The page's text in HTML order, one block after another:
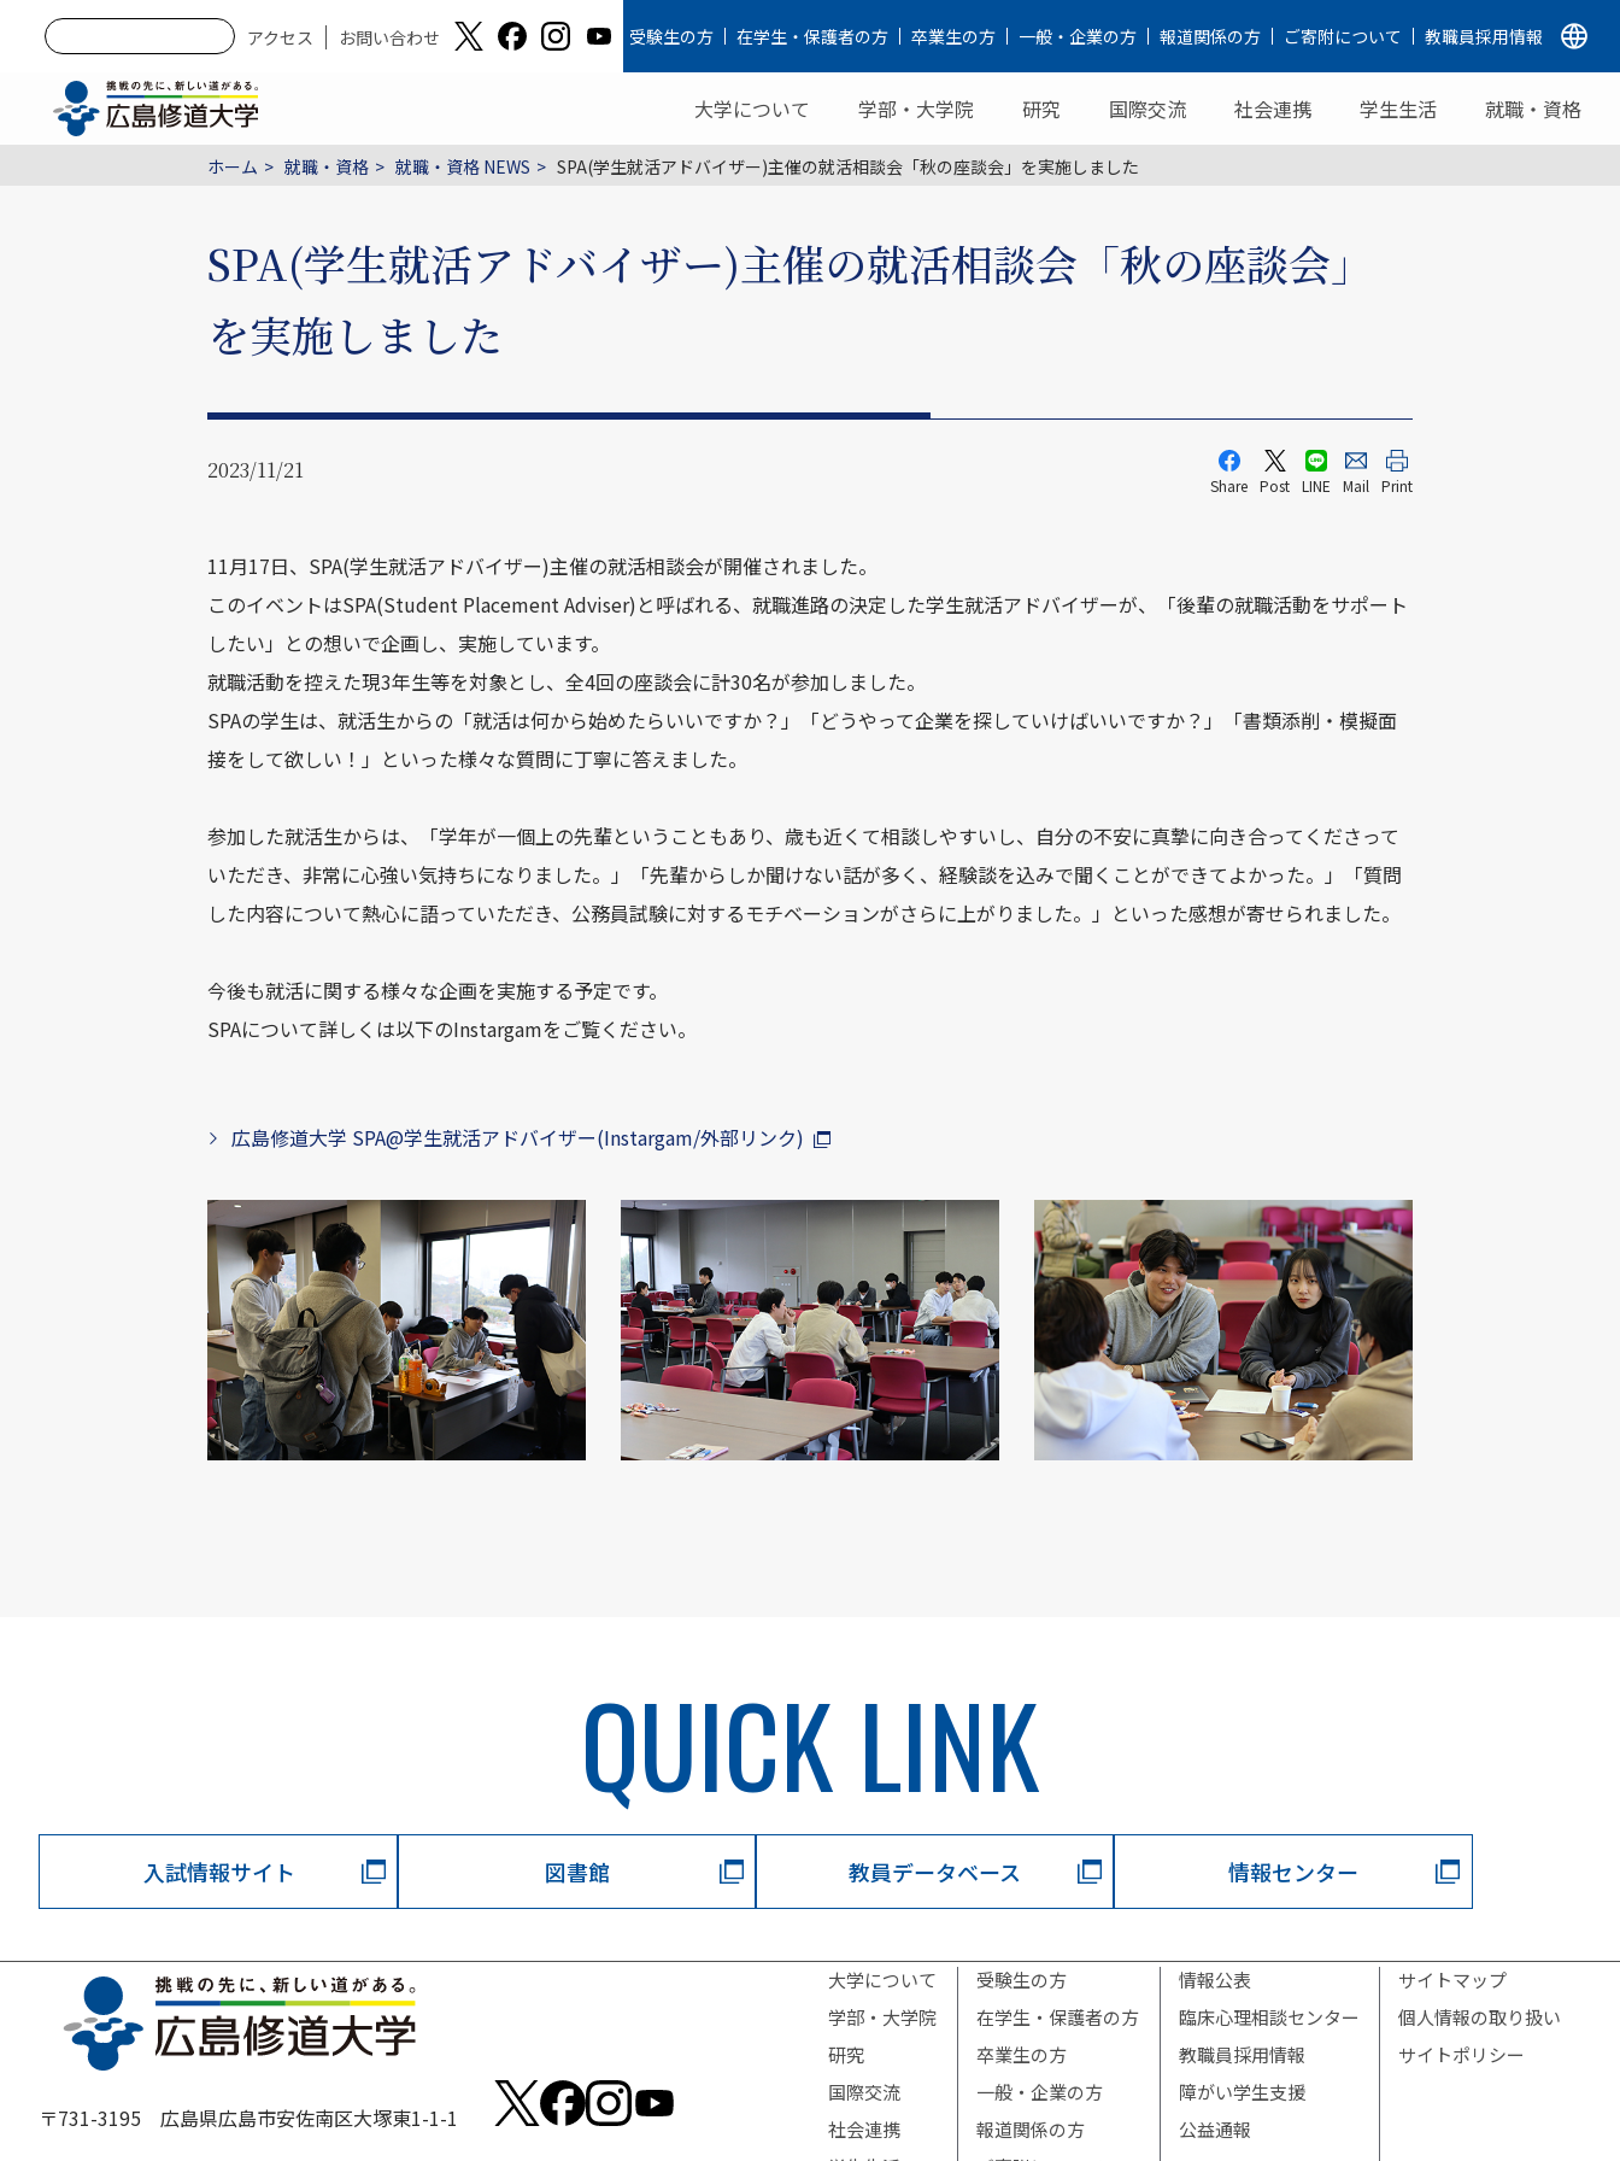
アクセス お問い合わせ 受験生の方 在学生・保護者の方 卒業生の方 一般・企業の方 報道関係の方 ご寄附について 教職員採用情報
大学について 学部・大学院 研究 国際交流 社会連携 学生生活 就職・資格
ホーム 就職・資格 就職・資格 NEWS SPA(学生就活アドバイザー)主催の就活相談会「秋の座談会」を実施しました
SPA(学生就活アドバイザー)主催の就活相談会「秋の座談会」
を実施しました
Share Post LINE Mail Print
2023/11/21
11月17日、SPA(学生就活アドバイザー)主催の就活相談会が開催されました。
このイベントはSPA(Student Placement Adviser)と呼ばれる、就職進路の決定した学生就活アドバイザーが、「後輩の就職活動をサポート
したい」との想いで企画し、実施しています。
就職活動を控えた現3年生等を対象とし、全4回の座談会に計30名が参加しました。
SPAの学生は、就活生からの「就活は何から始めたらいいですか？」「どうやって企業を探していけばいいですか？」「書類添削・模擬面
接をして欲しい！」といった様々な質問に丁寧に答えました。
参加した就活生からは、「学年が一個上の先輩ということもあり、歳も近くて相談しやすいし、自分の不安に真摯に向き合ってくださって
いただき、非常に心強い気持ちになりました。」「先輩からしか聞けない話が多く、経験談を込みで聞くことができてよかった。」「質問
した内容について熱心に語っていただき、公務員試験に対するモチベーションがさらに上がりました。」といった感想が寄せられました。
今後も就活に関する様々な企画を実施する予定です。
SPAについて詳しくは以下のInstargamをご覧ください。
広島修道大学 SPA@学生就活アドバイザー(Instargam/外部リンク)
QUICK LINK
入試情報サイト 図書館 教員データベース 情報センター
〒731-3195 広島県広島市安佐南区大塚東1-1-1
大学について
学部・大学院
研究
国際交流
社会連携
受験生の方
在学生・保護者の方
卒業生の方
一般・企業の方
報道関係の方
情報公表
臨床心理相談センター
教職員採用情報
障がい学生支援
公益通報
サイトマップ
個人情報の取り扱い
サイトポリシー